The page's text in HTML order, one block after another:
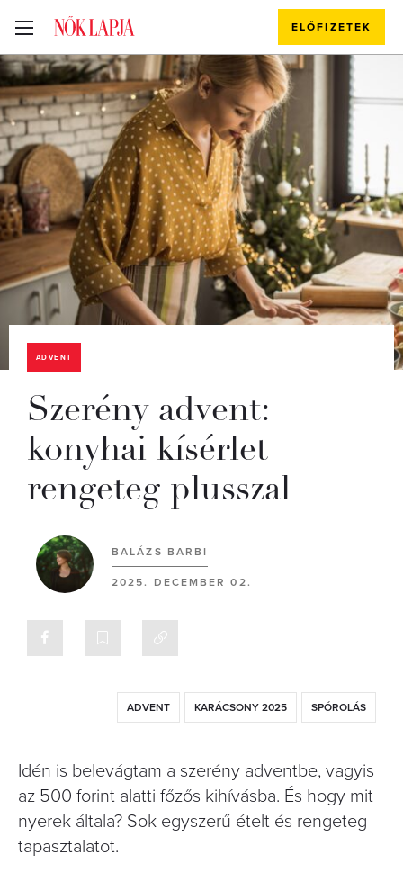
ELŐFIZETEK
ADVENT
Szerény advent:
konyhai kísérlet
rengeteg plusszal
BALÁZS BARBI
2025. DECEMBER 02.
ADVENT KARÁCSONY 2025 SPÓROLÁS
Idén is belevágtam a szerény adventbe, vagyis
az 500 forint alatti főzős kihívásba. És hogy mit
nyerek általa? Sok egyszerű ételt és rengeteg
tapasztalatot.